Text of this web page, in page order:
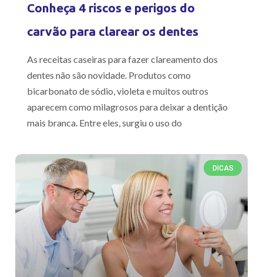
Conheça 4 riscos e perigos do
carvão para clarear os dentes
As receitas caseiras para fazer clareamento dos
dentes não são novidade. Produtos como
bicarbonato de sódio, violeta e muitos outros
aparecem como milagrosos para deixar a dentição
mais branca. Entre eles, surgiu o uso do
DICAS